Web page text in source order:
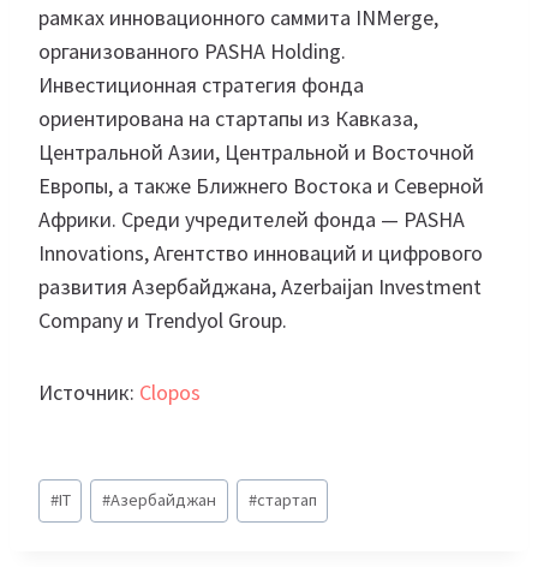
рамках инновационного саммита INMerge,
организованного PASHA Holding.
Инвестиционная стратегия фонда
ориентирована на стартапы из Кавказа,
Центральной Азии, Центральной и Восточной
Европы, а также Ближнего Востока и Северной
Африки. Среди учредителей фонда — PASHA
Innovations, Агентство инноваций и цифрового
развития Азербайджана, Azerbaijan Investment
Company и Trendyol Group.
Источник: Clopos
Метки
записи:
#IT #Азербайджан #стартап